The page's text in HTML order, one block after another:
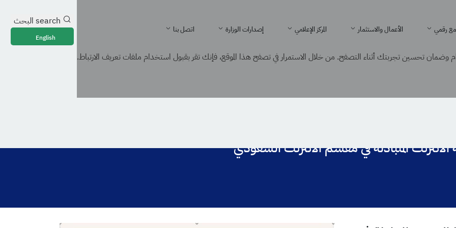
رقمي الأعمال والاستثمار المركز الإعلامي إصدارات الوزارة اتصل بنا
search البحث
English
المتبادلة في مقسم الانترنت السعودي
تحسين تجربتك أثناء التصفح. من خلال الاستمرار في تصفح هذا الموقع، فإنك تقر بقبول استخدام ملفات تعريف الارتباط.